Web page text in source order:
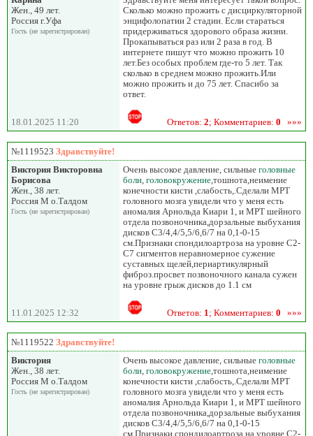
Жен., 49 лет.
Россия г.Уфа
Гость (не зарегистрирован)
Сколько можно прожить с дисциркуляторной
энцифолопатии 2 стадии. Если стараться
придерживаться здорового образа жизни.
Прокапываться раз или 2 раза в год. В
интернете пишут что можно прожить 10
лет.Без особых проблем где-то 5 лет. Так
сколько в среднем можно прожить.Или
можно прожить и до 75 лет. Спасибо за
ответ.
18.01.2025 11:20 Ответов: 2; Комментариев: 0 »»»
№1119523 Здравствуйте!
Виктория Викторовна
Борисова
Жен., 38 лет.
Россия М о.Талдом
Гость (не зарегистрирован)
Очень высокое давление, сильные головные
боли, головокружение,тошнота,неимение
конечности кисти ,слабость,.Сделали МРТ
головного мозга увидели что у меня есть
аномалия Арнольда Киари 1, и МРТ шейного
отдела позвоночника,дорзальные выбухания
дисков С3/4,4/5,5/6,6/7 на 0,1-0-15
см.Признаки спондилоартроза на уровне С2-
С7 сигментов неравномерное сужение
суставных щелей,периартикулярный
фиброз.просвет позвоночного канала сужен
на уровне грыж дисков до 1.1 см
11.01.2025 12:32 Ответов: 1; Комментариев: 0 »»»
№1119522 Здравствуйте!
Виктория
Жен., 38 лет.
Россия М о.Талдом
Гость (не зарегистрирован)
Очень высокое давление, сильные головные
боли, головокружение,тошнота,неимение
конечности кисти ,слабость,.Сделали МРТ
головного мозга увидели что у меня есть
аномалия Арнольда Киари 1, и МРТ шейного
отдела позвоночника,дорзальные выбухания
дисков С3/4,4/5,5/6,6/7 на 0,1-0-15
см.Признаки спондилоартроза на уровне С2-